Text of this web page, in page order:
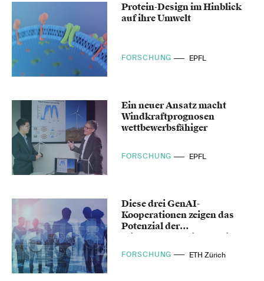
Protein-Design im Hinblick
auf ihre Umwelt
FORSCHUNG EPFL
Ein neuer Ansatz macht
Windkraftprognosen
wettbewerbsfähiger
FORSCHUNG EPFL
Diese drei GenAI-
Kooperationen zeigen das
Potenzial der
FORSCHUNG ETH Zürich